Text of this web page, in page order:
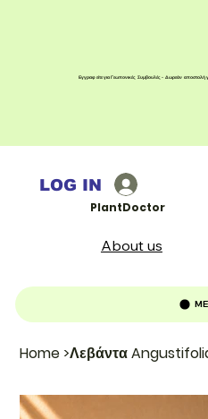
Home >Λεβάντα
Εγγραφείτε για Γεωπονικές Συμβουλές - Δωρεάν αποστολή
PlantDoctor
LOG IN
About us